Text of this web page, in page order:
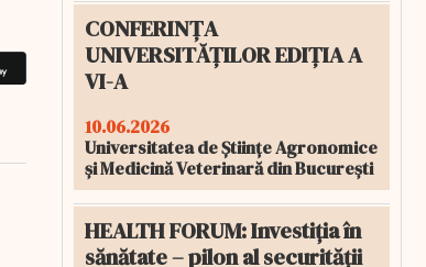
CONFERINȚA
UNIVERSITĂȚILOR EDIȚIA A
VI-A
10.06.2026
Universitatea de Științe Agronomice
și Medicină Veterinară din București
HEALTH FORUM: Investiția în
sănătate – pilon al securității